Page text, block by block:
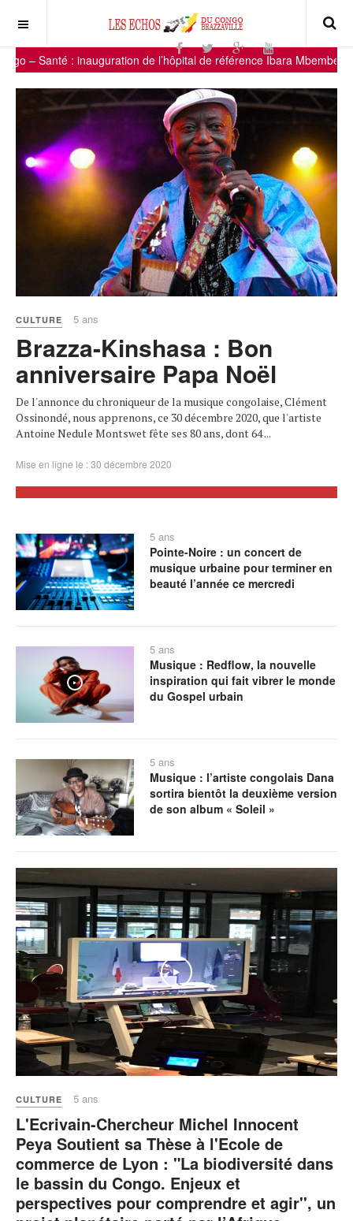
: inauguration de l’hôpital de référence Ibara Mbembé d’Ollombo,
CULTURE 5 ans
Brazza-Kinshasa : Bon
anniversaire Papa Noël
De l'annonce du chroniqueur de la musique congolaise, Clément
Ossinondé, nous apprenons, ce 30 décembre 2020, que l'artiste
Antoine Nedule Montswet fête ses 80 ans, dont 64 ...
Mise en ligne le : 30 décembre 2020
5 ans
Pointe-Noire : un concert de
musique urbaine pour terminer en
beauté l’année ce mercredi
5 ans
Musique : Redflow, la nouvelle
inspiration qui fait vibrer le monde
du Gospel urbain
5 ans
Musique : l’artiste congolais Dana
sortira bientôt la deuxième version
de son album « Soleil »
CULTURE 5 ans
L'Ecrivain-Chercheur Michel Innocent
Peya Soutient sa Thèse à l'Ecole de
commerce de Lyon : "La biodiversité dans
le bassin du Congo. Enjeux et
perspectives pour comprendre et agir'', un